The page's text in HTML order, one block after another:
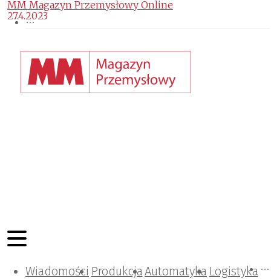
Wiadomości ProdukcjaAutomatyka Logistyka
Projektowanie i konstrukcje
Zarządzanie i IT
Tematy specjalne
MM Magazyn Przemysłowy Online
27.4.2023